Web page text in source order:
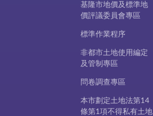
基隆市地價及標準地
價評議委員會專區
標準作業程序
非都市土地使用編定
及管制專區
問卷調查專區
本市劃定土地法第14
條第1項不得私有土地